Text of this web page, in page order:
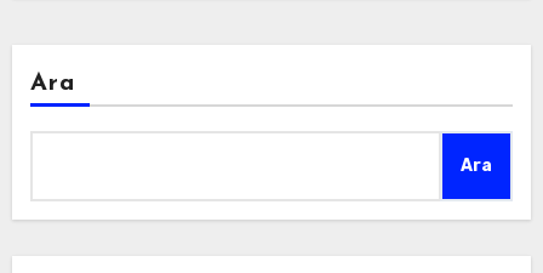
Ara
Ara